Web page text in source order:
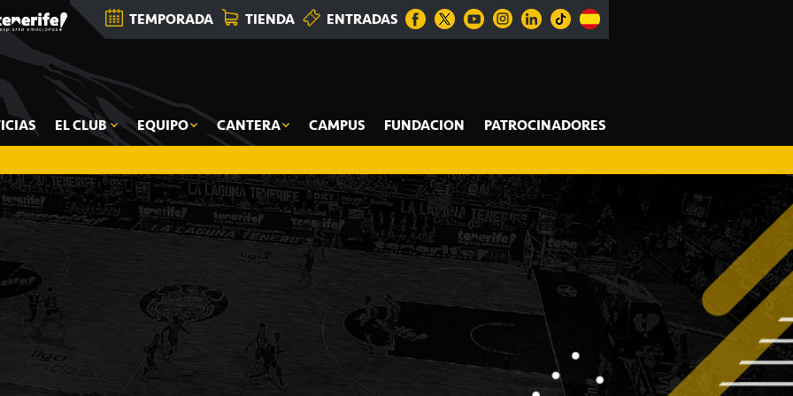
TEMPORADA TIENDA ENTRADAS
EL CLUB EQUIPO CANTERA CAMPUS FUNDACION PATROCINADORES